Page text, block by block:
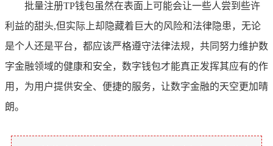
批量注册TP钱包虽然在表面上可能会让一些人尝到些许
利益的甜头,但实际上却隐藏着巨大的风险和法律隐患，无论
是个人还是平台，都应该严格遵守法律法规，共同努力维护数
字金融领域的健康和安全，数字钱包才能真正发挥其应有的作
用，为用户提供安全、便捷的服务，让数字金融的天空更加晴
朗。